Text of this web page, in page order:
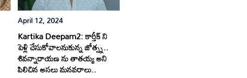
April 12, 2024
Kartika Deepam2: కార్తీక్ ని
పెళ్లి చేసుకోవాలనుకున్న జోత్స్న..
శివన్నారాయణ ను తాతయ్య అని
పిలిచిన అసలు మనవరాలు..